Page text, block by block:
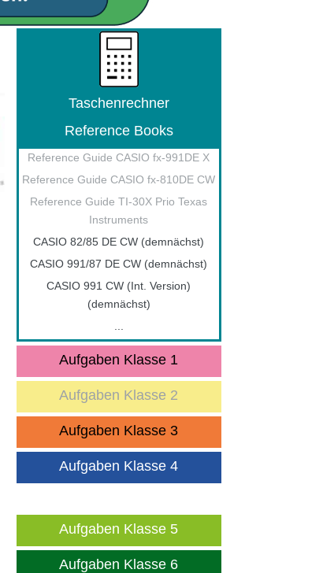
Taschenrechner
Reference Books
Reference Guide CASIO fx-991DE X
Reference Guide CASIO fx-810DE CW
Reference Guide TI-30X Prio Texas
Instruments
CASIO 82/85 DE CW (demnächst)
CASIO 991/87 DE CW (demnächst)
CASIO 991 CW (Int. Version)
(demnächst)
Aufgaben Klasse 1
Aufgaben Klasse 2
Aufgaben Klasse 3
Aufgaben Klasse 4
Aufgaben Klasse 5
Aufgaben Klasse 6